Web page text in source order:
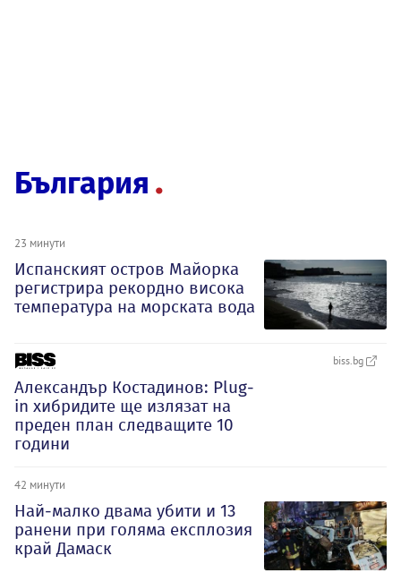
България
23 минути
Испанският остров Майорка
регистрира рекордно висока
температура на морската вода
biss.bg
Александър Костадинов: Plug-
in хибридите ще излязат на
преден план следващите 10
години
42 минути
Най-малко двама убити и 13
ранени при голяма експлозия
край Дамаск